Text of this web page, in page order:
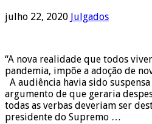
julho 22, 2020 Julgados
“A nova realidade que todos
pandemia, impõe a adoção de
A audiência havia sido suspensa
argumento de que geraria
todas as verbas deveriam ser
presidente do Supremo …